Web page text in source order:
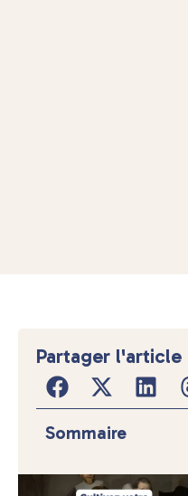
Partager l'article
Sommaire